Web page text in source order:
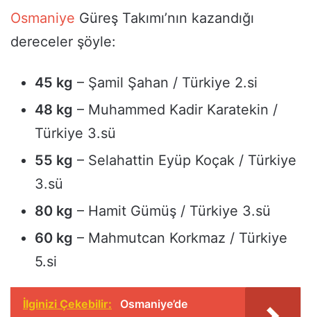
Osmaniye Güreş Takımı’nın kazandığı
dereceler şöyle:
45 kg – Şamil Şahan / Türkiye 2.si
48 kg – Muhammed Kadir Karatekin /
Türkiye 3.sü
55 kg – Selahattin Eyüp Koçak / Türkiye
3.sü
80 kg – Hamit Gümüş / Türkiye 3.sü
60 kg – Mahmutcan Korkmaz / Türkiye
5.si
İlginizi Çekebilir:
Osmaniye’de